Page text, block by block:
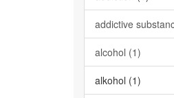
addictive
alcohol (1)
alkohol (1)